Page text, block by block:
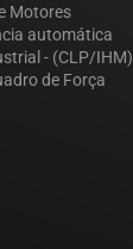
Motores
automática
- (CLP/IHM)
de Força